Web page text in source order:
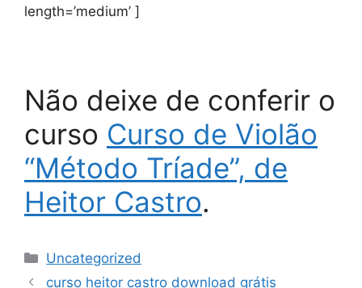
length=’medium’ ]
Não deixe de conferir o
curso Curso de Violão
“Método Tríade”, de
Heitor Castro.
Categorias
Uncategorized
curso heitor castro download grátis